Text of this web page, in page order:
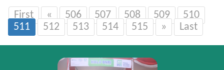
First « 506 507 508 509
510
511
512 513 514 515 » Last